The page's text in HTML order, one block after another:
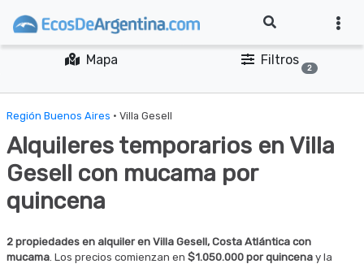
Mapa Filtros
2
Región Buenos Aires · Villa Gesell
Alquileres temporarios en Villa
Gesell con mucama por
quincena
2 propiedades en alquiler en Villa Gesell, Costa Atlántica con
mucama. Los precios comienzan en $1.050.000 por quincena y la